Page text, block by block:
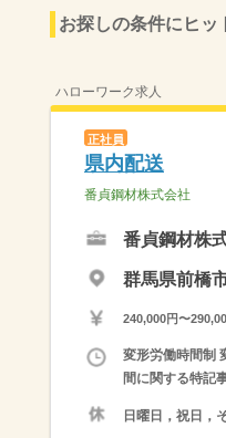
お探しの条件にヒッ
ハローワーク求人
正社員
県内配送
番貞鋼材株式会社
番貞鋼材株
群馬県前橋
240,000円〜
変形労働時間制
間に関する特記
日曜日，祝日，